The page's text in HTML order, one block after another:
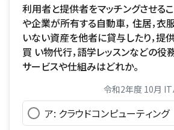
利用者と提供者をマッチングさせる
や企業が所有する自動車， 住居，衣
いない資産を他者に貸与したり，提
買 い物代行，語学レッスンなどの役
サービスや仕組みはどれか。
令和2年度 10月 IT
ア: クラウドコンピューティング